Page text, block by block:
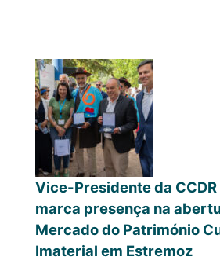
Vice-Presidente da
marca presença na
Mercado do Património
Imaterial em Estremoz